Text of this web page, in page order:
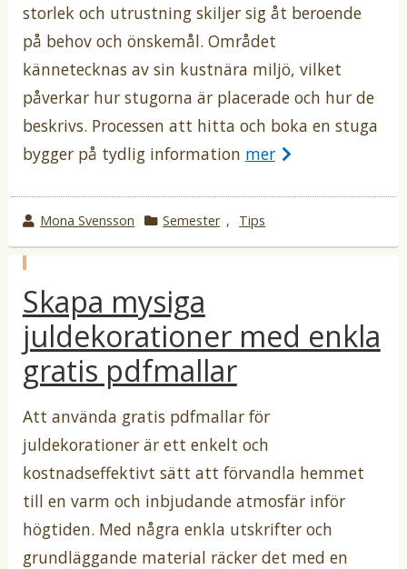
storlek och utrustning skiljer sig åt beroende
på behov och önskemål. Området
kännetecknas av sin kustnära miljö, vilket
påverkar hur stugorna är placerade och hur de
beskrivs. Processen att hitta och boka en stuga
bygger på tydlig information mer
w
r
t
e
b
y
Mona Svensson
k
a
g
o
r
i
Semester , Tips
u
b
l
i
c
e
r
t
Skapa mysiga
juldekorationer med enkla
gratis pdfmallar
Att använda gratis pdfmallar för
juldekorationer är ett enkelt och
kostnadseffektivt sätt att förvandla hemmet
till en varm och inbjudande atmosfär inför
högtiden. Med några enkla utskrifter och
grundläggande material räcker det med en